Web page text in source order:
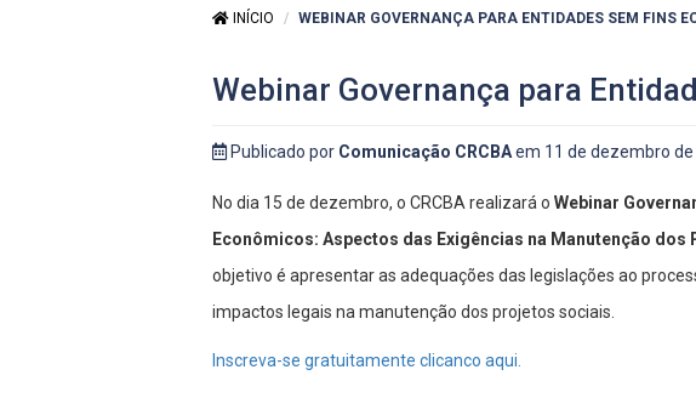
INÍCIO WEBINAR GOVERNANÇA PARA ENTIDADES SEM FINS
Webinar Governança para
Publicado por Comunicação CRCBAem 11 de dezembro de
No dia 15 de dezembro, o CRCBA realizará o Webinar
Econômicos: Aspectos das Exigências na Manutenção dos
objetivo é apresentar as adequações das legislações ao
impactos legais na manutenção dos projetos sociais.
Inscreva-se gratuitamente clicanco aqui.